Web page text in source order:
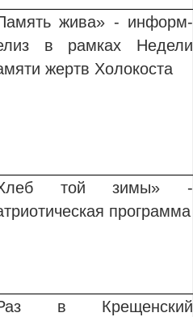
жива» - информ-
в рамках Недели
жертв Холокоста
той зимы» -
программа
в Крещенский